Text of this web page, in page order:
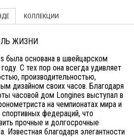
КОЛЛЕКЦИИ
ЖИЗНИ
была основана в швейцарском
С тех пор она всегда удивляет
производительностью,
дизайном своих часов. Благодаря
часовой дом Longines выступал в
на чемпионатах мира и
федераций, что
прочные и долгосрочные
Известная благодаря элегантности